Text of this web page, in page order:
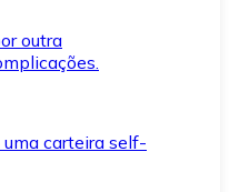
outra
carteira self-